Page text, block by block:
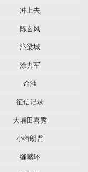
冲上去
陈玄风
汴梁城
涂力军
命浊
征信记录
大埔田喜秀
小特朗普
缝嘴环